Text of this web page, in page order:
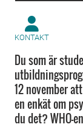
KONTAKT
Du som är
12 november
en enkät om
du det? WHO-